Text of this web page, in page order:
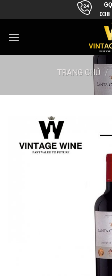
to
038
TRANG CHỦ /